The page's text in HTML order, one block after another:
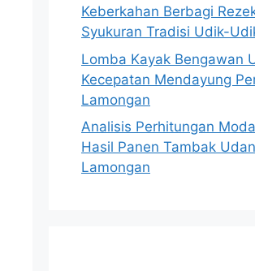
Keberkahan Berbagi
Syukuran Tradisi Udik-
Lomba Kayak Bengawan
Kecepatan Mendayung
Lamongan
Analisis Perhitungan
Hasil Panen Tambak
Lamongan